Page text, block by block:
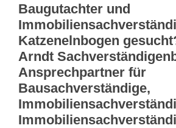
Baugutachter und
Katzenelnbogen
Arndt
Ansprechpartner für
Bausachverständige,